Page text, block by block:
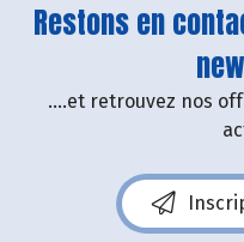
Restons en
....et retrouvez nos